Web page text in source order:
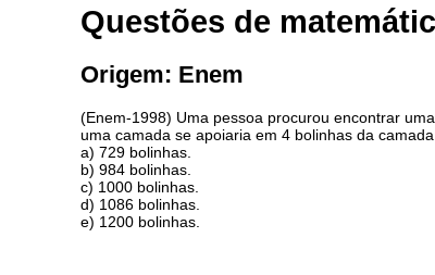
Questões de
Origem: Enem
(Enem-1998) Uma pessoa procurou encontrar
uma camada se apoiaria em 4 bolinhas da
a) 729 bolinhas.
b) 984 bolinhas.
c) 1000 bolinhas.
d) 1086 bolinhas.
e) 1200 bolinhas.